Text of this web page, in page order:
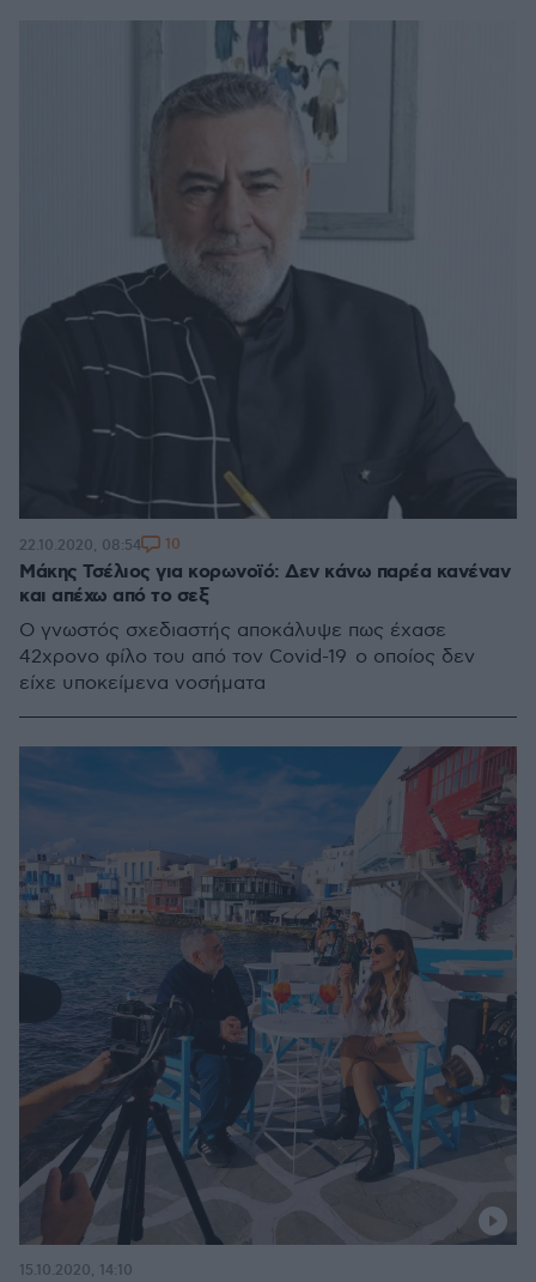
Μάκης Τσέλιος για κορωνοϊό: Δεν κάνω παρέα κανέναν
και απέχω από το σεξ
Ο γνωστός σχεδιαστής αποκάλυψε πως έχασε
42χρονο φίλο του από τον Covid-19 ο οποίος δεν
είχε υποκείμενα νοσήματα
22.10.2020, 08:54 10
15.10.2020, 14:10